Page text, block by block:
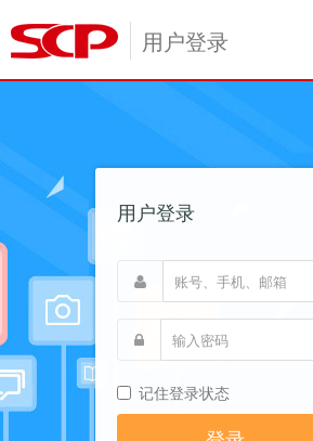
用户登录
用户登录
记住登录状态